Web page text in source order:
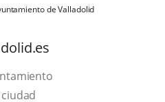
de Valladolid